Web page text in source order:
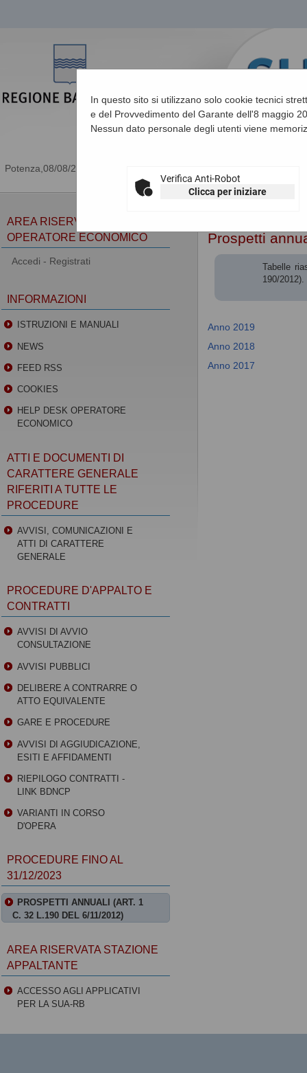
08/08/2026 11:56
Sei qui: Home»
In questo sito si utilizzano solo cookie tecnici
e del Provvedimento del Garante dell'8 maggio
Nessun dato personale degli utenti viene
Verifica Anti-Robot
Clicca per iniziare
Prospetti
Tabelle
190/
Anno 2019
Anno 2018
Anno 2017
AREA RISERVATA
OPERATORE ECONOMICO
Accedi - Registrati
INFORMAZIONI
ISTRUZIONI E MANUALI
NEWS
FEED RSS
COOKIES
HELP DESK OPERATORE
ECONOMICO
ATTI E DOCUMENTI DI
CARATTERE GENERALE
RIFERITI A TUTTE LE
PROCEDURE
AVVISI, COMUNICAZIONI E
ATTI DI CARATTERE
GENERALE
PROCEDURE D'APPALTO E
CONTRATTI
AVVISI DI AVVIO
CONSULTAZIONE
AVVISI PUBBLICI
DELIBERE A CONTRARRE O
ATTO EQUIVALENTE
GARE E PROCEDURE
AVVISI DI AGGIUDICAZIONE,
ESITI E AFFIDAMENTI
RIEPILOGO CONTRATTI -
LINK BDNCP
VARIANTI IN CORSO
D'OPERA
PROCEDURE FINO AL
31/12/2023
PROSPETTI ANNUALI (ART. 1
C. 32 L.190 DEL 6/11/2012)
AREA RISERVATA STAZIONE
APPALTANTE
ACCESSO AGLI APPLICATIVI
PER LA SUA-RB